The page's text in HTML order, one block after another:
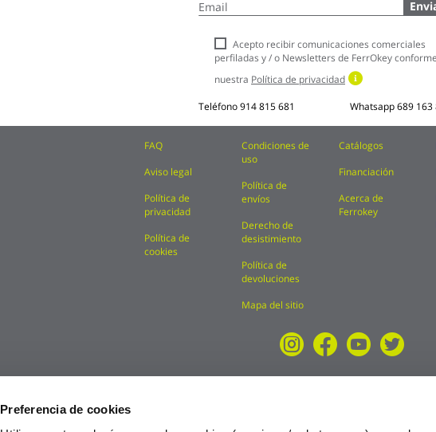
Preferencia de cookies
a
boletín
noticias:
Acepto recibir comunicaciones comerciales
perfiladas y / o Newsletters de FerrOkey
nuestra Política de privacidad
Teléfono914 815 681 Whatsapp689 163
FAQ
Aviso legal
Política de
privacidad
Política de
cookies
Condiciones de
uso
Política de
envíos
Derecho de
desistimiento
Política de
devoluciones
Mapa del sitio
Catálogos
Financiación
Acerca de
Ferrokey